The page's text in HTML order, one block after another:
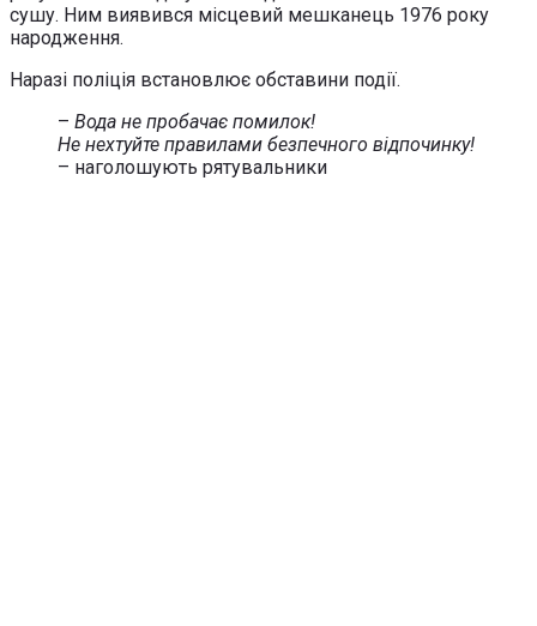
сушу. Ним виявився місцевий мешканець 1976 року
народження.
Наразі поліція встановлює обставини події.
– Вода не пробачає помилок!
Не нехтуйте правилами безпечного відпочинку!
– наголошують рятувальники